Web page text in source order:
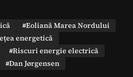
#Eoliană Marea Nordului
energetică
#Riscuri energie electrică
#Dan Jørgensen